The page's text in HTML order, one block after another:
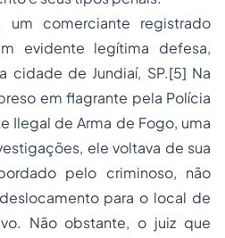
um comerciante registrado
evidente legítima defesa,
cidade de Jundiaí, SP.[5] Na
em flagrante pela Polícia
Ilegal de Arma de Fogo, uma
ele voltava de sua
pelo criminoso, não
para o local de
Não obstante, o juiz que